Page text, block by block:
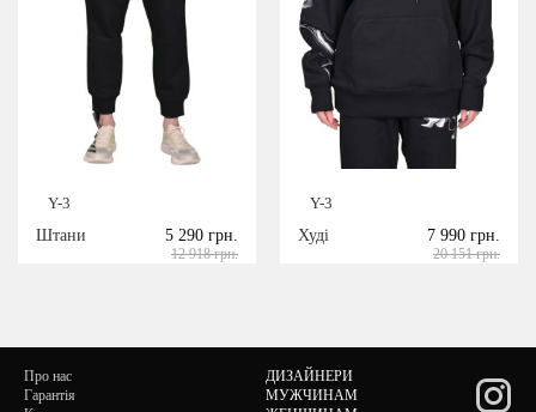
Y-3
Штани
5 290 грн.
12 918 грн.
Y-3
Худі
7 990 грн.
20 151 грн.
Про нас
Гарантія
ДИЗАЙНЕРИ
МУЖЧИНАМ